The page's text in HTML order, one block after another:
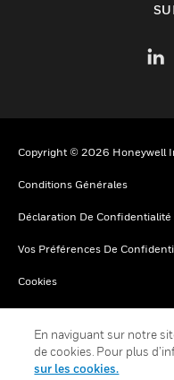
Copyright © 2026 Honeywell
Conditions Générales
Déclaration De Confidentialité
Vos Préférences De
Cookies
En naviguant sur notre
de cookies. Pour plus
sur les cookies.